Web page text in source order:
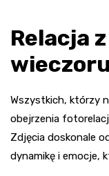
Relacja
wieczoru
Wszystkich, którzy
obejrzenia
Zdjęcia doskonale
dynamikę i emocje,